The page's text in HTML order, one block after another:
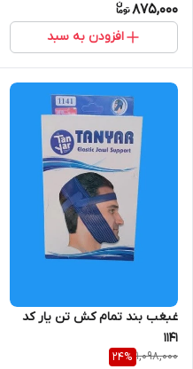
875,000
افزودن به سبد
غبغب بند تمام کش تن یار کد
1141
1,098,000
24%